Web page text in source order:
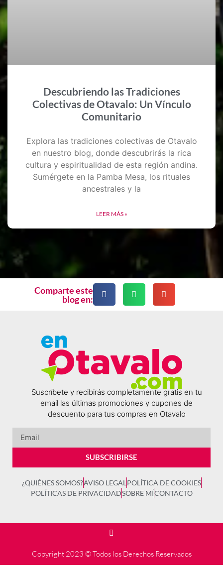
Descubriendo las Tradiciones
Colectivas de Otavalo: Un Vínculo
Comunitario
Explora las tradiciones colectivas de Otavalo
en nuestro blog, donde descubrirás la rica
cultura y espiritualidad de esta región andina.
Sumérgete en la Pamba Mesa, los rituales
ancestrales y la
LEER MÁS »
Comparte este
blog en:
Suscríbete y recibirás completamente gratis en tu
email las últimas promociones y cupones de
descuento para tus compras en Otavalo
SUBSCRIBIRSE
¿QUIÉNES SOMOS?AVISO LEGAL POLÍTICA DE COOKIES
POLÍTICAS DE PRIVACIDADSOBRE MÍCONTACTO
Copyright 2023 © Todos los Derechos Reservados